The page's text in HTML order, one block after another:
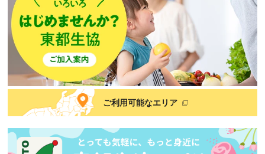
ご利用可能なエリア